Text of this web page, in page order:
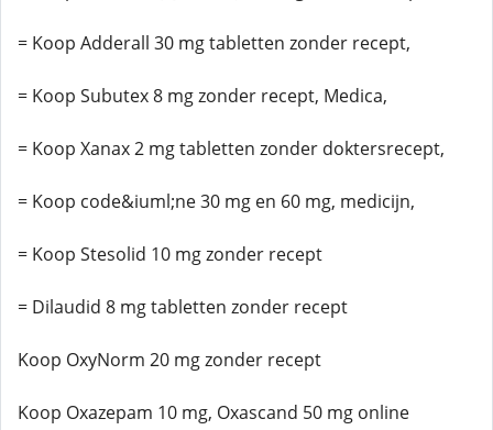
= Koop Adderall 30 mg tabletten zonder recept,
= Koop Subutex 8 mg zonder recept, Medica,
= Koop Xanax 2 mg tabletten zonder doktersrecept,
= Koop code&iuml;ne 30 mg en 60 mg, medicijn,
= Koop Stesolid 10 mg zonder recept
= Dilaudid 8 mg tabletten zonder recept
Koop OxyNorm 20 mg zonder recept
Koop Oxazepam 10 mg, Oxascand 50 mg online